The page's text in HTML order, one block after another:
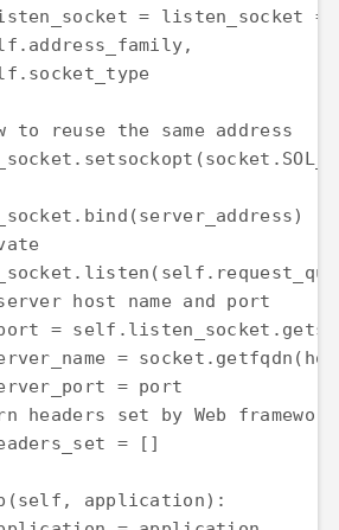
= listen_socket =
to reuse the same address
host name and port
=
=
= port
headers set by Web
= []
application):